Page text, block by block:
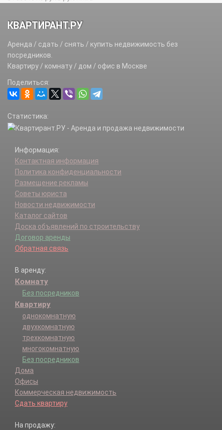
КВАРТИРАНТ.РУ
Аренда / сдать / снять / купить недвижимость без
посредников.
Квартиру / комнату / дом / офис в Москве
Поделиться:
Статистика:
Информация:
Контактная информация
Политика конфиденциальности
Размещение рекламы
Советы юриста
Новости недвижимости
Каталог сайтов
Доска объявлений по строительству
Договор аренды
Обратная связь
В аренду:
Комнату
Без посредников
Квартиру
однокомнатную
двухкомнатную
трехкомнатную
многокомнатную
Без посредников
Дома
Офисы
Коммерческая недвижимость
Сдать квартиру
На продажу: